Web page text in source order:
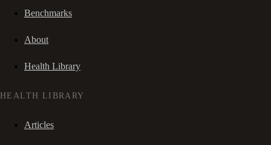
Benchmarks
About
Health Library
HEALTH LIBRARY
Articles